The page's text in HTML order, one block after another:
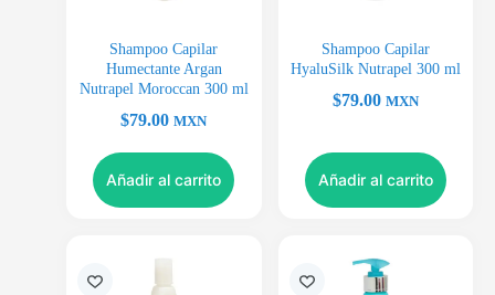
Shampoo Capilar
Humectante Argan
Nutrapel Moroccan 300 ml
$79.00 MXN
Añadir al carrito
Shampoo Capilar
HyaluSilk Nutrapel 300 ml
$79.00 MXN
Añadir al carrito